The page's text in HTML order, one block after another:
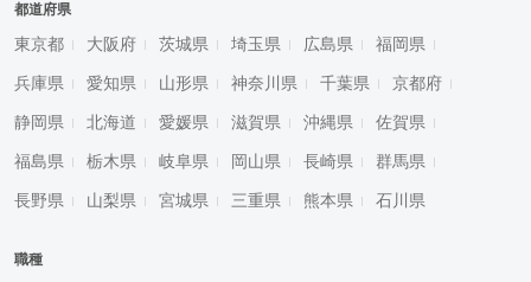
都道府県
東京都 大阪府 茨城県 埼玉県 広島県 福岡県
兵庫県 愛知県 山形県 神奈川県 千葉県 京都府
静岡県 北海道 愛媛県 滋賀県 沖縄県 佐賀県
福島県 栃木県 岐阜県 岡山県 長崎県 群馬県
長野県 山梨県 宮城県 三重県 熊本県 石川県
職種